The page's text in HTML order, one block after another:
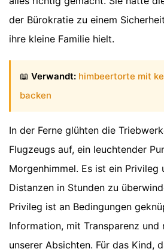
der Bürokratie zu einem
ihre kleine Familie hielt.
📖 Verwandt: himbeertorte mit
backen
In der Ferne glühten die
Flugzeugs auf, ein leuchtender
Morgenhimmel. Es ist ein Privileg
Distanzen in Stunden zu
Privileg ist an Bedingungen
Information, mit Transparenz und
unserer Absichten. Für das Kind,